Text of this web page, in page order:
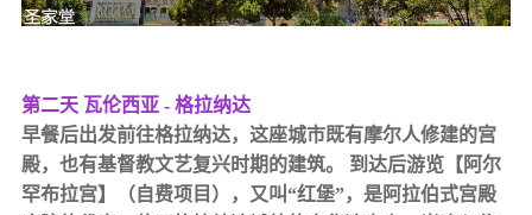
第二天 瓦伦西亚 - 格拉纳达
早餐后出发前往格拉纳达，这座城市既有摩尔人修建的宫
殿，也有基督教文艺复兴时期的建筑。 到达后游览【阿尔
罕布拉宫】（自费项目），又叫“红堡”，是阿拉伯式宫殿